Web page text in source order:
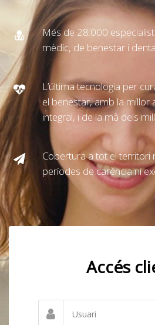
Més de 28.000
mèdic, de benestar i
L’última tecnologia per
el benestar, amb la millor
integral, i de la mà dels
Cobertura a tot el territori
períodes de carència ni
Accés